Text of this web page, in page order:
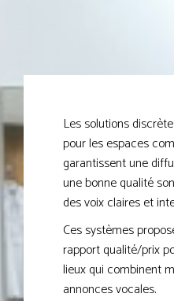
Les solutions
pour les espaces
garantissent une
une bonne qualité
des voix claires et
Ces systèmes
rapport qualité/prix
lieux qui combinent
annonces vocales.